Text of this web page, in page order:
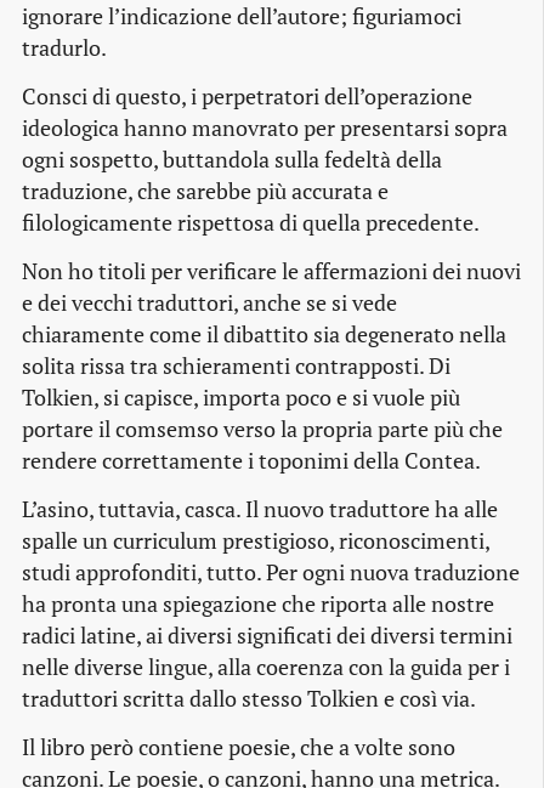
ignorare l’indicazione dell’autore; figuriamoci
tradurlo.
Consci di questo, i perpetratori dell’operazione
ideologica hanno manovrato per presentarsi sopra
ogni sospetto, buttandola sulla fedeltà della
traduzione, che sarebbe più accurata e
filologicamente rispettosa di quella precedente.
Non ho titoli per verificare le affermazioni dei nuovi
e dei vecchi traduttori, anche se si vede
chiaramente come il dibattito sia degenerato nella
solita rissa tra schieramenti contrapposti. Di
Tolkien, si capisce, importa poco e si vuole più
portare il comsemso verso la propria parte più che
rendere correttamente i toponimi della Contea.
L’asino, tuttavia, casca. Il nuovo traduttore ha alle
spalle un curriculum prestigioso, riconoscimenti,
studi approfonditi, tutto. Per ogni nuova traduzione
ha pronta una spiegazione che riporta alle nostre
radici latine, ai diversi significati dei diversi termini
nelle diverse lingue, alla coerenza con la guida per i
traduttori scritta dallo stesso Tolkien e così via.
Il libro però contiene poesie, che a volte sono
canzoni. Le poesie, o canzoni, hanno una metrica.